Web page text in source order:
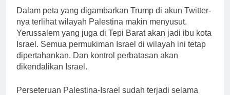
Dalam peta yang digambarkan Trump di akun Twitter-
nya terlihat wilayah Palestina makin menyusut.
Yerussalem yang juga di Tepi Barat akan jadi ibu kota
Israel. Semua permukiman Israel di wilayah ini tetap
dipertahankan. Dan kontrol perbatasan akan
dikendalikan Israel.
Perseteruan Palestina-Israel sudah terjadi selama